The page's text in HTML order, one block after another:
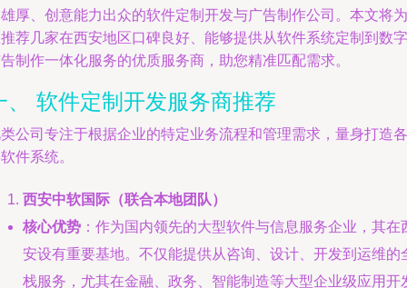
厚、创意能力出众的软件定制开发与广告制作公司。本文将为
荐几家在西安地区口碑良好、能够提供从软件系统定制到数字
制作一体化服务的优质服务商，助您精准匹配需求。
、 软件定制开发服务商推荐
公司专注于根据企业的特定业务流程和管理需求，量身打造各
件系统。
西安中软国际（联合本地团队）
核心优势 ：作为国内领先的大型软件与信息服务企业，其在
安设有重要基地。不仅能提供从咨询、设计、开发到运维的
栈服务，尤其在金融、政务、智能制造等大型企业级应用开